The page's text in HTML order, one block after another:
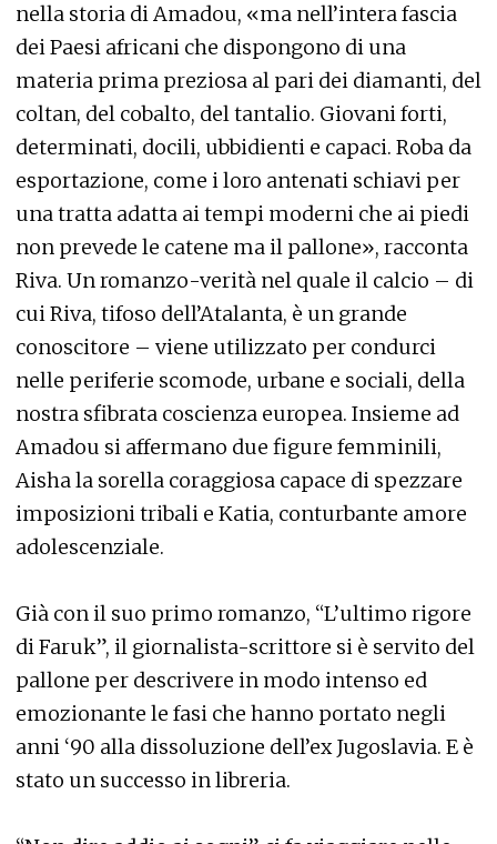
nella storia di Amadou, «ma nell’intera fascia
dei Paesi africani che dispongono di una
materia prima preziosa al pari dei diamanti, del
coltan, del cobalto, del tantalio. Giovani forti,
determinati, docili, ubbidienti e capaci. Roba da
esportazione, come i loro antenati schiavi per
una tratta adatta ai tempi moderni che ai piedi
non prevede le catene ma il pallone», racconta
Riva. Un romanzo-verità nel quale il calcio – di
cui Riva, tifoso dell’Atalanta, è un grande
conoscitore – viene utilizzato per condurci
nelle periferie scomode, urbane e sociali, della
nostra sfibrata coscienza europea. Insieme ad
Amadou si affermano due figure femminili,
Aisha la sorella coraggiosa capace di spezzare
imposizioni tribali e Katia, conturbante amore
adolescenziale.
Già con il suo primo romanzo, “L’ultimo rigore
di Faruk”, il giornalista-scrittore si è servito del
pallone per descrivere in modo intenso ed
emozionante le fasi che hanno portato negli
anni ‘90 alla dissoluzione dell’ex Jugoslavia. E è
stato un successo in libreria.